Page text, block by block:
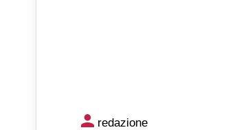
Pink edition per Red
redazione